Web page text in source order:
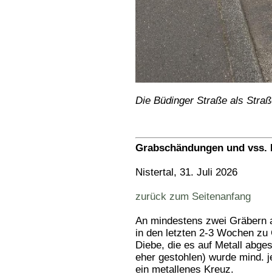
Die Büdinger Straße als
Grabschändungen und
Nistertal, 31. Juli 2026
zurück zum Seitenanfang
An mindestens zwei Gräbern
in den letzten 2-3 Wochen
Diebe, die es auf Metall
eher gestohlen) wurde mind.
ein metallenes Kreuz.